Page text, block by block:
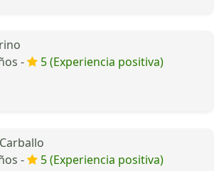
-
5 (Experiencia positiva)
-
5 (Experiencia positiva)